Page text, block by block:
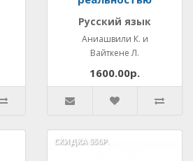
Русский язык
Аниашвили К. и
Вайткене Л.
1600.00р.
СКИДКА 550Р.